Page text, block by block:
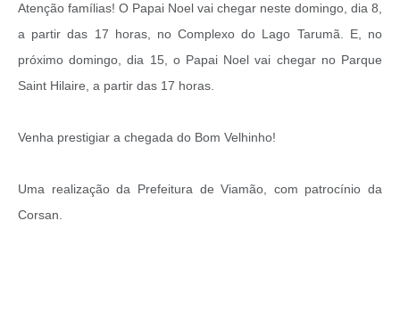
Atenção famílias! O Papai Noel vai chegar neste domingo, dia 8,
a partir das 17 horas, no Complexo do Lago Tarumã. E, no
próximo domingo, dia 15, o Papai Noel vai chegar no Parque
Saint Hilaire, a partir das 17 horas.
Venha prestigiar a chegada do Bom Velhinho!
Uma realização da Prefeitura de Viamão, com patrocínio da
Corsan.